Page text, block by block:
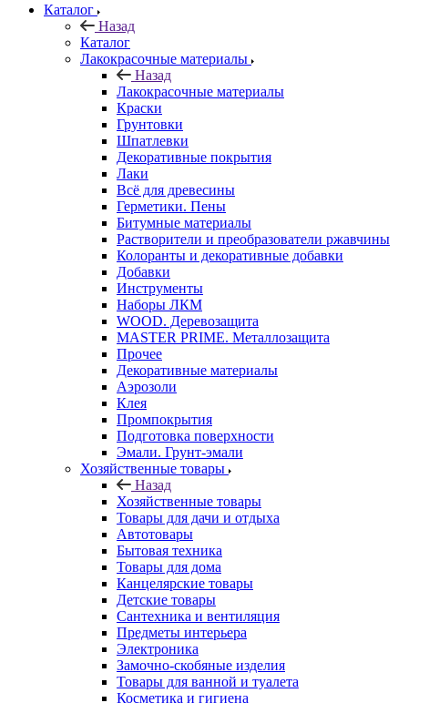
Каталог
Назад
Каталог
Лакокрасочные материалы
Назад
Лакокрасочные материалы
Краски
Грунтовки
Шпатлевки
Декоративные покрытия
Лаки
Всё для древесины
Герметики. Пены
Битумные материалы
Растворители и преобразователи ржавчины
Колоранты и декоративные добавки
Добавки
Инструменты
Наборы ЛКМ
WOOD. Деревозащита
MASTER PRIME. Металлозащита
Прочее
Декоративные материалы
Аэрозоли
Клея
Промпокрытия
Подготовка поверхности
Эмали. Грунт-эмали
Хозяйственные товары
Назад
Хозяйственные товары
Товары для дачи и отдыха
Автотовары
Бытовая техника
Товары для дома
Канцелярские товары
Детские товары
Сантехника и вентиляция
Предметы интерьера
Электроника
Замочно-скобяные изделия
Товары для ванной и туалета
Косметика и гигиена